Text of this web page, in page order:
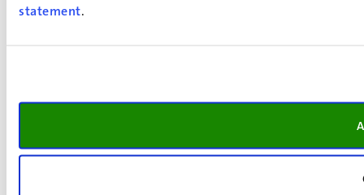
statement.